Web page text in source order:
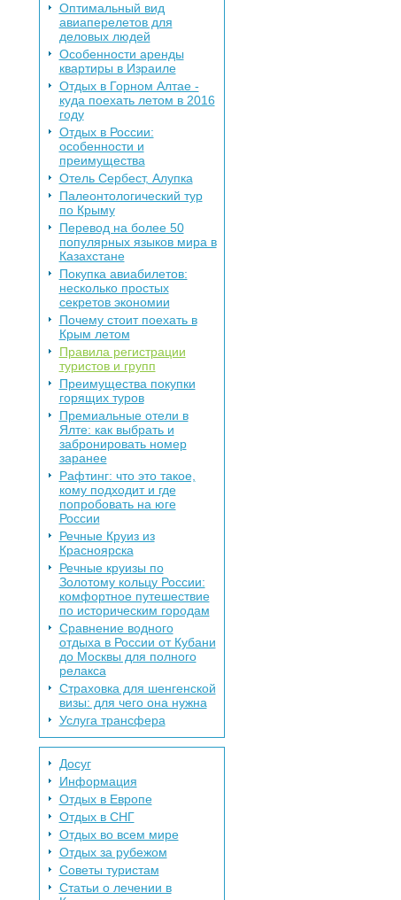
Оптимальный вид
авиаперелетов для
деловых людей
Особенности аренды
квартиры в Израиле
Отдых в Горном Алтае -
куда поехать летом в 2016
году
Отдых в России:
особенности и
преимущества
Отель Сербест, Алупка
Палеонтологический тур
по Крыму
Перевод на более 50
популярных языков мира в
Казахстане
Покупка авиабилетов:
несколько простых
секретов экономии
Почему стоит поехать в
Крым летом
Правила регистрации
туристов и групп
Преимущества покупки
горящих туров
Премиальные отели в
Ялте: как выбрать и
забронировать номер
заранее
Раф­тинг: что это такое,
кому подходит и где
попробовать на юге
России
Речные Круиз из
Красноярска
Речные круизы по
Золотому кольцу России:
комфортное путешествие
по историческим городам
Сравнение водного
отдыха в России от Кубани
до Москвы для полного
релакса
Страховка для шенгенской
визы: для чего она нужна
Услуга трансфера
Досуг
Информация
Отдых в Европе
Отдых в СНГ
Отдых во всем мире
Отдых за рубежом
Советы туристам
Статьи о лечении в